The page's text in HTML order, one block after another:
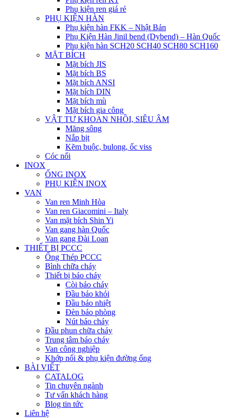
Phụ kiện ren giá rẻ
PHỤ KIỆN HÀN
Phụ kiện hàn FKK – Nhật Bản
Phụ Kiện Hàn Jinil bend (Dybend) – Hàn Quốc
Phụ kiện hàn SCH20 SCH40 SCH80 SCH160
MẶT BÍCH
Mặt bích JIS
Mặt bích BS
Mặt bích ANSI
Mặt bích DIN
Mặt bích mù
Mặt bích gia công
VẬT TƯ KHOAN NHỒI, SIÊU ÂM
Măng sông
Nắp bịt
Kẽm buộc, bulong, ốc viss
Cóc nối
INOX
ỐNG INOX
PHỤ KIỆN INOX
VAN
Van ren Minh Hòa
Van ren Giacomini – Italy
Van mặt bích Shin Yi
Van gang hàn Quốc
Van gang Đài Loan
THIẾT BỊ PCCC
Ống Thép PCCC
Bình chữa cháy
Thiết bị báo cháy
Còi báo cháy
Đầu báo khói
Đầu báo nhiệt
Đèn báo phòng
Nút báo cháy
Đầu phun chữa cháy
Trung tâm báo cháy
Van công nghiệp
Khớp nối & phụ kiện đường ống
BÀI VIẾT
CATALOG
Tin chuyên ngành
Tư vấn khách hàng
Blog tin tức
Liên hệ